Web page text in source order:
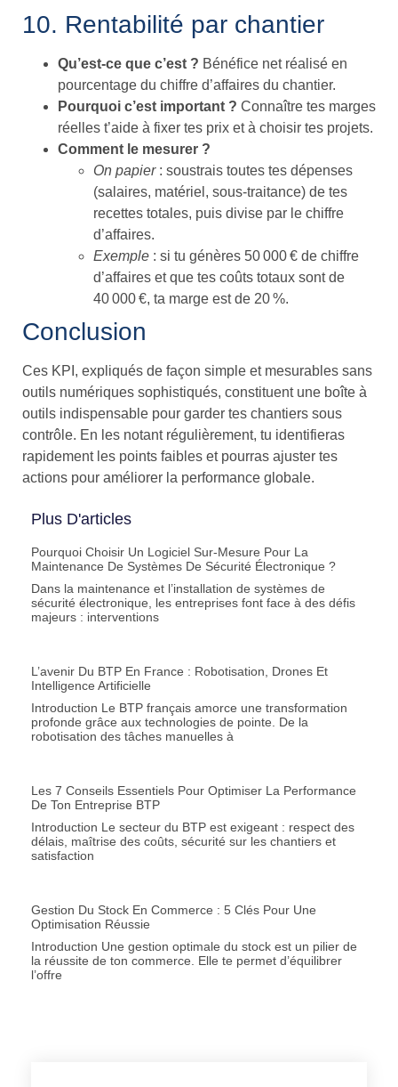
10. Rentabilité par chantier
Qu’est-ce que c’est ? Bénéfice net réalisé en
pourcentage du chiffre d’affaires du chantier.
Pourquoi c’est important ? Connaître tes marges
réelles t’aide à fixer tes prix et à choisir tes projets.
Comment le mesurer ?
On papier: soustrais toutes tes dépenses
(salaires, matériel, sous-traitance) de tes
recettes totales, puis divise par le chiffre
d’affaires.
Exemple : si tu génères 50 000 € de chiffre
d’affaires et que tes coûts totaux sont de
40 000 €, ta marge est de 20 %.
Conclusion
Ces KPI, expliqués de façon simple et mesurables sans
outils numériques sophistiqués, constituent une boîte à
outils indispensable pour garder tes chantiers sous
contrôle. En les notant régulièrement, tu identifieras
rapidement les points faibles et pourras ajuster tes
actions pour améliorer la performance globale.
Plus D'articles
Pourquoi Choisir Un Logiciel Sur-Mesure Pour La
Maintenance De Systèmes De Sécurité Électronique ?
Dans la maintenance et l’installation de systèmes de
sécurité électronique, les entreprises font face à des défis
majeurs : interventions
L’avenir Du BTP En France : Robotisation, Drones Et
Intelligence Artificielle
Introduction Le BTP français amorce une transformation
profonde grâce aux technologies de pointe. De la
robotisation des tâches manuelles à
Les 7 Conseils Essentiels Pour Optimiser La Performance
De Ton Entreprise BTP
Introduction Le secteur du BTP est exigeant : respect des
délais, maîtrise des coûts, sécurité sur les chantiers et
satisfaction
Gestion Du Stock En Commerce : 5 Clés Pour Une
Optimisation Réussie
Introduction Une gestion optimale du stock est un pilier de
la réussite de ton commerce. Elle te permet d’équilibrer
l’offre